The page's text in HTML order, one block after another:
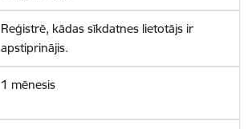
Reģistrē, kādas sīkdatnes lietotājs ir
apstiprinājis.
1 mēnesis